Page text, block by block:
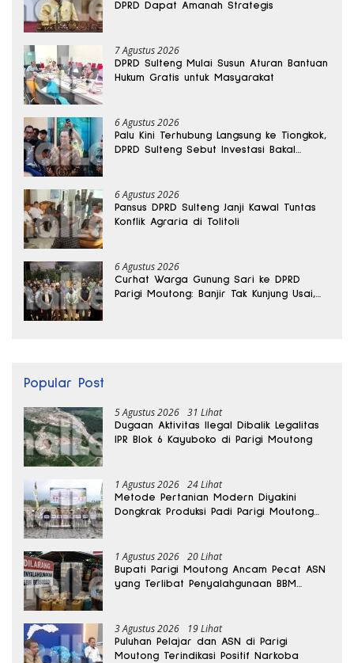
DPRD Dapat Amanah Strategis
7 Agustus 2026
DPRD Sulteng Mulai Susun Aturan Bantuan
Hukum Gratis untuk Masyarakat
6 Agustus 2026
Palu Kini Terhubung Langsung ke Tiongkok,
DPRD Sulteng Sebut Investasi Bakal
6 Agustus 2026
Pansus DPRD Sulteng Janji Kawal Tuntas
Konflik Agraria di Tolitoli
6 Agustus 2026
Curhat Warga Gunung Sari ke DPRD
Parigi Moutong: Banjir Tak Kunjung Usai,
Popular Post
5 Agustus 2026 31 Lihat
Dugaan Aktivitas Ilegal Dibalik Legalitas
IPR Blok 6 Kayuboko di Parigi Moutong
1 Agustus 2026 24 Lihat
Metode Pertanian Modern Diyakini
Dongkrak Produksi Padi Parigi Moutong
1 Agustus 2026 20 Lihat
Bupati Parigi Moutong Ancam Pecat ASN
yang Terlibat Penyalahgunaan BBM
3 Agustus 2026 19 Lihat
Puluhan Pelajar dan ASN di Parigi
Moutong Terindikasi Positif Narkoba